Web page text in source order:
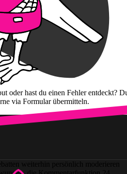
oder hast du einen Fehler entdeckt?
via Formular übermitteln.
weiterhin persönlich moderieren